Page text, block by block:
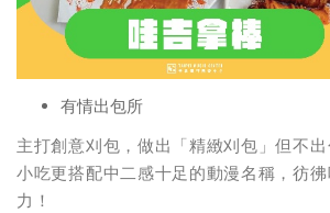
有情出包所
主打創意刈包，做出「精緻刈包」但不
小吃更搭配中二感十足的動漫名稱，彷
力！